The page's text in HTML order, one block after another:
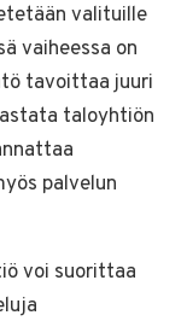
valituille
vaiheessa on
tavoittaa juuri
taloyhtiön
palvelun
voi suorittaa